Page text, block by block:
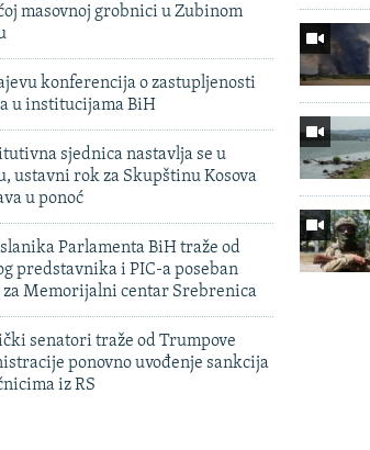
masovnoj grobnici u Zubinom
konferencija o zastupljenosti
u institucijama BiH
sjednica nastavlja se u
ustavni rok za Skupštinu Kosova
u ponoć
Parlamenta BiH traže od
predstavnika i PIC-a poseban
za Memorijalni centar Srebrenica
senatori traže od Trumpove
ponovno uvođenje sankcija
iz RS